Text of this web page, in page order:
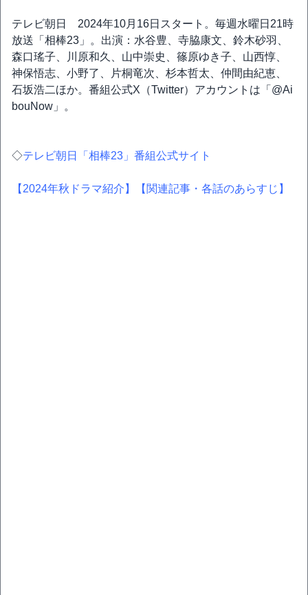
テレビ朝日 2024年10月16日スタート。毎週水曜日21時
放送「相棒23」。出演：水谷豊、寺脇康文、鈴木砂羽、
森口瑤子、川原和久、山中崇史、篠原ゆき子、山西惇、
神保悟志、小野了、片桐竜次、杉本哲太、仲間由紀恵、
石坂浩二ほか。番組公式X（Twitter）アカウントは「@Ai
bouNow」。
◇テレビ朝日「相棒23」番組公式サイト
【2024年秋ドラマ紹介】 【関連記事・各話のあらすじ】